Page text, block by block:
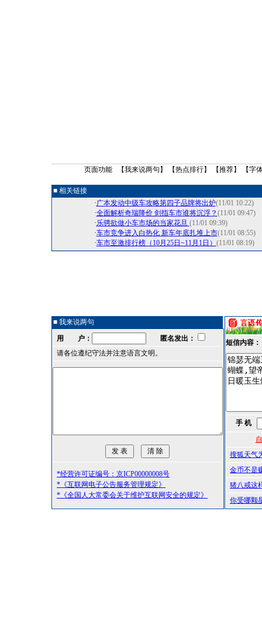
页面功能 【我来说两句 】 【热点排行】 【推荐】 【字
■ 相关链接
·广本发动中级车攻略第四子品牌将出炉(11/01 10:22)
·全面解析奇瑞降价 剑指车市谁将沉浮？ (11/01 09:47)
·乐骋欲做小车市场的当家花旦 (11/01 09:39)
·车市竞争进入白热化 新车年底扎堆上市(11/01 08:55)
·车市至激排行榜（10月25日~11月1日） (11/01 08:19)
■ 我来说两句
用 户：
匿名发出：
请各位遵纪守法并注意语言文明。
*经营许可证编号：京ICP00000008号
*《互联网电子公告服务管理规定》
*《全国人大常委会关于维护互联网安全的规定》
短信内容：
手 机
搜狐天气
金币不是
猪八戒这
你受哪颗